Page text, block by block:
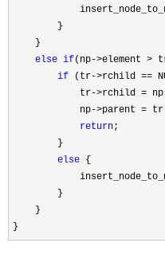
        }
    }
else if(np->element >
if (tr->rchild ==
            tr
->rchild =
            np
->parent =
return;
        }
else {
        }
    }
}